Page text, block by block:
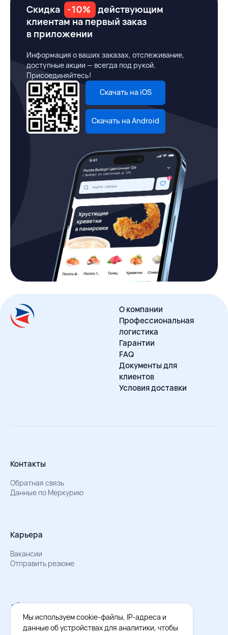
Скидка -10%
действующим
клиентам на первый заказ
в приложении
Информация о ваших заказах, отслеживание,
доступные акции — всегда под рукой.
Присоединяйтесь!
Скачать на iOS
Скачать на Android
О компании
Профессиональная
логистика
Гарантии
FAQ
Документы для
клиентов
Условия доставки
Контакты
Обратная связь
Данные по Меркурию
Карьера
Вакансии
Отправить резюме
Мы в Телеграм
Документы об обработке персональных данных
Охрана труда – результаты СОУТ
Мы используем cookie-файлы, IP-адреса и
данные об устройствах для аналитики, чтобы